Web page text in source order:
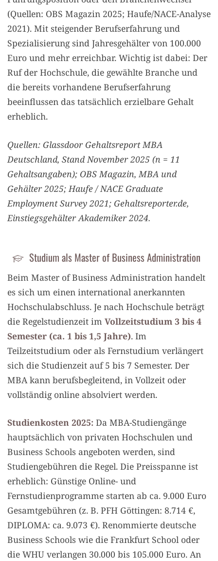
(Quellen: OBS Magazin 2025; Haufe/NACE-Analyse
2021). Mit steigender Berufserfahrung und
Spezialisierung sind Jahresgehälter von 100.000
Euro und mehr erreichbar. Wichtig ist dabei: Der
Ruf der Hochschule, die gewählte Branche und
die bereits vorhandene Berufserfahrung
beeinflussen das tatsächlich erzielbare Gehalt
erheblich.
Quellen: Glassdoor Gehaltsreport MBA
Deutschland, Stand November 2025 (n = 11
Gehaltsangaben); OBS Magazin, MBA und
Gehälter 2025; Haufe / NACE Graduate
Employment Survey 2021; Gehaltsreporter.de,
Einstiegsgehälter Akademiker 2024.
Studium als Master of Business Administration
Beim Master of Business Administration handelt
es sich um einen international anerkannten
Hochschulabschluss. Je nach Hochschule beträgt
die Regelstudienzeit im Vollzeitstudium 3 bis 4
Semester (ca. 1 bis 1,5 Jahre). Im
Teilzeitstudium oder als Fernstudium verlängert
sich die Studienzeit auf 5 bis 7 Semester. Der
MBA kann berufsbegleitend, in Vollzeit oder
vollständig online absolviert werden.
Studienkosten 2025: Da MBA-Studiengänge
hauptsächlich von privaten Hochschulen und
Business Schools angeboten werden, sind
Studiengebühren die Regel. Die Preisspanne ist
erheblich: Günstige Online- und
Fernstudienprogramme starten ab ca. 9.000 Euro
Gesamtgebühren (z. B. PFH Göttingen: 8.714 €,
DIPLOMA: ca. 9.073 €). Renommierte deutsche
Business Schools wie die Frankfurt School oder
die WHU verlangen 30.000 bis 105.000 Euro. An